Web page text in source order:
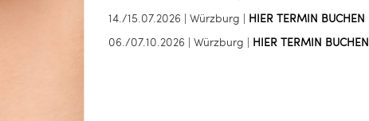
14./15.07.2026 | Würzburg | HIER TERMIN BUCHEN
06./07.10.2026 | Würzburg | HIER TERMIN BUCHEN